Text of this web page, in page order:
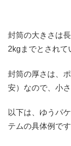
封筒の大きさは
2kgまでとされて
封筒の厚さは、
安）なので、小
以下は、ゆうパ
テムの具体例です